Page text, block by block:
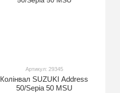
Артикул: 29345
Колінвал SUZUKI Address
50/Sepia 50 MSU